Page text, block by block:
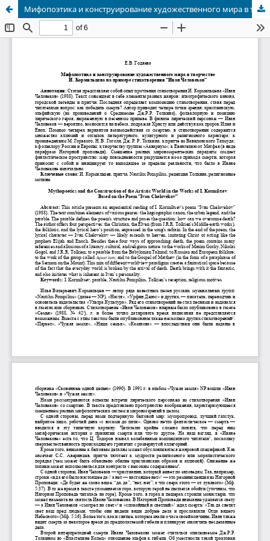
Мифопоэтика и конструирование художественного мира в творчестве И. Кормильцева на примере стихотворения “Иван Человеков”